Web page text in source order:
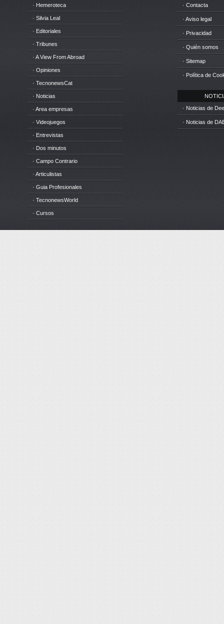
· Hemeroteca
· Silvia Leal
· Editoriales
· Tribunes
· A View From Abroad
· Opiniones
· TecnonewsCat
· Noticias
· Area empresas
· Videojuegos
· Entrevistas
· Dos minutos
· Campo Contrario
· Articulistas
· Guia Profesionales
· TecnonewsWorld
· Cursos
· Contacta
· Aviso legal
· Privacidad
· Quién somos
· Sitemap
· Política de
· Noticias de
· Noticias de